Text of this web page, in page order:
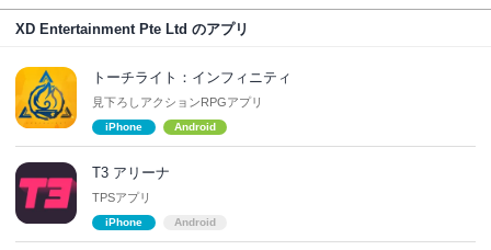
XD Entertainment Pte Ltd のアプリ
トーチライト：インフィニティ
見下ろしアクションRPGアプリ
iPhone Android
T3 アリーナ
TPSアプリ
iPhone Android